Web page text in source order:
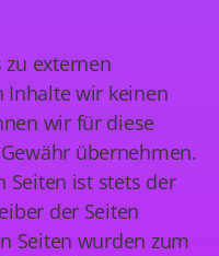
externen
Inhalte wir keinen
wir für diese
übernehmen.
Seiten ist stets der
der Seiten
Seiten wurden zum